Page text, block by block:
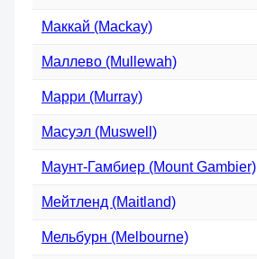
Маккай (Mackay)
Маллево (Mullewah)
Марри (Murray)
Масуэл (Muswell)
Маунт-Гамбиер (Mount Gambier)
Мейтленд (Maitland)
Мельбурн (Melbourne)